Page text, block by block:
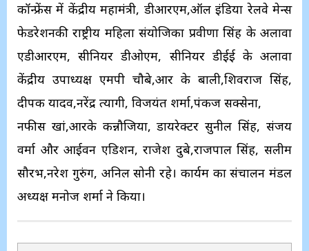
कॉन्फ्रेंस में केंद्रीय महामंत्री, डीआरएम,ऑल इंडिया रेलवे मेन्स
फेडरेशनकी राष्ट्रीय महिला संयोजिका प्रवीणा सिंह के अलावा
एडीआरएम, सीनियर डीओएम, सीनियर डीईई के अलावा
केंद्रीय उपाध्यक्ष एमपी चौबे,आर के बाली,शिवराज सिंह,
दीपक यादव,नरेंद्र त्यागी, विजयंत शर्मा,पंकज सक्सेना,
नफीस खां,आरके कन्नौजिया, डायरेक्टर सुनील सिंह, संजय
वर्मा और आईवन एडिशन, राजेश दुबे,राजपाल सिंह, सलीम
सौरभ,नरेश गुरुंग, अनिल सोनी रहे। कार्यक्रम का संचालन मंडल
अध्यक्ष मनोज शर्मा ने किया।